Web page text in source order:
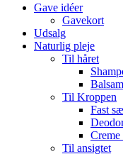
Gave idéer
Gavekort
Udsalg
Naturlig pleje
Til håret
Balsam
Til Kroppen
Fast
Til ansigtet